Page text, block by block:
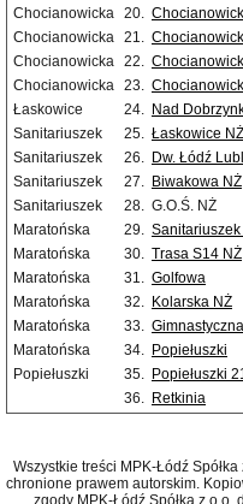
Chocianowicka 20.
Chocianowicka 21.
Chocianowicka 22.
Chocianowicka 23.
Łaskowice
24. Nad
Sanitariuszek
25. Łaskowice NŻ
Sanitariuszek
26. Dw. Łódź
Sanitariuszek
27. Biwakowa NŻ
Sanitariuszek
28. G.O.Ś. NŻ
Maratońska
29. Sanitariuszek
Maratońska
30. Trasa S14 NŻ
Maratońska
31. Golfowa
Maratońska
32. Kolarska NŻ
Maratońska
33.
Maratońska
34. Popiełuszki
Popiełuszki
35. Popiełuszki
36. Retkinia
Wszystkie treści MPK-Łódź
chronione prawem autorskim.
zgody MPK-Łódź Spółka z o.o.